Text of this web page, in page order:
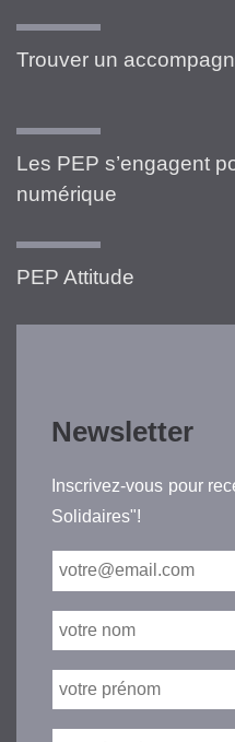
Trouver un
Les PEP s’engagent
numérique
PEP Attitude
Newsletter
Inscrivez-vous pour
Solidaires"!